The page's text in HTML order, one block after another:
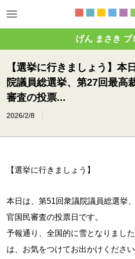
げん まさき ブ
【選挙に行きましょう】本
院議員総選挙、第27回最高
審査の投票...
2026/2/8
【選挙に行きましょう】
本日は、第51回衆議院議員総選挙
官国民審査の投票日です。
予報通り、全国的に雪となりまし
は、お気をつけてお出かけください